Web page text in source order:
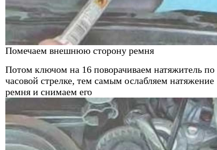
Помечаем внешнюю сторону ремня
Потом ключом на 16 поворачиваем натяжитель по
часовой стрелке, тем самым ослабляем натяжение
ремня и снимаем его